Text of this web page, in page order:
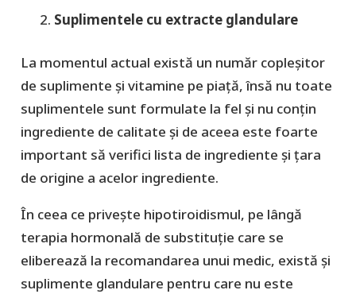
Suplimentele cu extracte glandulare
La momentul actual există un număr copleșitor
de suplimente și vitamine pe piață, însă nu toate
suplimentele sunt formulate la fel și nu conțin
ingrediente de calitate și de aceea este foarte
important să verifici lista de ingrediente și țara
de origine a acelor ingrediente.
În ceea ce privește hipotiroidismul, pe lângă
terapia hormonală de substituție care se
eliberează la recomandarea unui medic, există și
suplimente glandulare pentru care nu este